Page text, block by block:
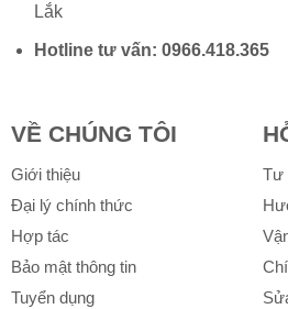
Lắk
Hotline tư vấn: 0966.418.365
VỀ CHÚNG TÔI
Giới thiệu
Đại lý chính thức
Hợp tác
Bảo mật thông tin
Tuyển dụng
Tư